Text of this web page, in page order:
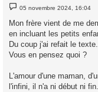
M
e
s
a
e
05 novembre 2024, 16:04
Mon frère vient de me
en incluant les petits
Du coup j'ai refait le texte.
Vous en pensez quoi ?
L'amour d'une maman,
l'infini, il n'a ni début ni fin.